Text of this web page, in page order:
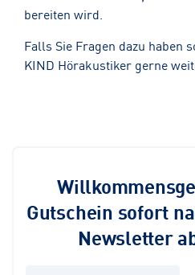
bereiten wird.
Falls Sie Fragen dazu haben
KIND Hörakustiker gerne
Gutschein sofort
Newsletter